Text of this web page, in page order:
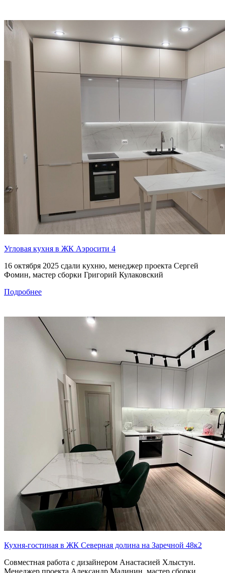
Угловая кухня в ЖК Аэросити 4
16 октября 2025 сдали кухню, менеджер проекта Сергей
Фомин, мастер сборки Григорий Кулаковский
Подробнее
Кухня-гостиная в ЖК Северная долина на Заречной 48к2
Совместная работа с дизайнером Анастасией Хлыстун.
Менеджер проекта Александр Малинин, мастер сборки